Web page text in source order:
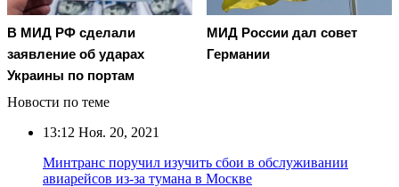
В МИД РФ сделали
заявление об ударах
Украины по портам
МИД России дал совет
Германии
Новости по теме
13:12 Ноя. 20, 2021
Минтранс поручил изучить сбои в обслуживании
авиарейсов из-за тумана в Москве